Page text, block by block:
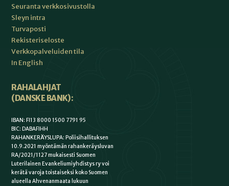
Seuranta verkkosivustolla
Sleyn intra
Turvaposti
Rekisteriseloste
Verkkopalveluiden tila
In English
RAHALAHJAT
(DANSKE BANK):
IBAN: FI13 8000 1500 7791 95
BIC: DABAFIHH
RAHANKERÄYSLUPA: Poliisihallituksen
10.9.2021 myöntämän rahankeräysluvan
RA/2021/1127 mukaisesti Suomen
Luterilainen Evankeliumiyhdistys ry voi
kerätä varoja toistaiseksi koko Suomen
alueella Ahvenanmaata lukuun